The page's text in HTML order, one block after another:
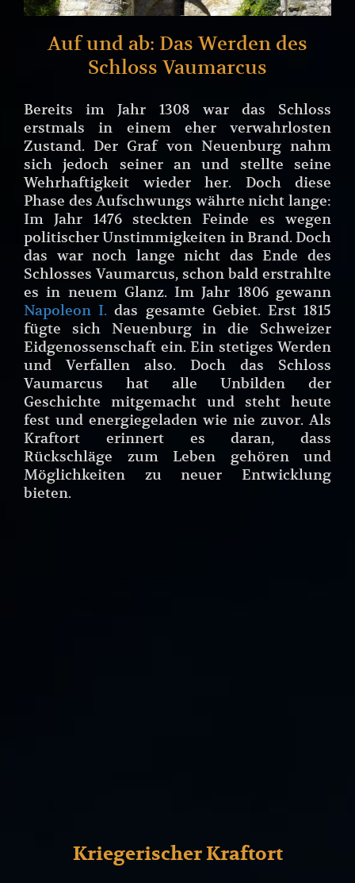
Auf und ab: Das Werden des
Schloss Vaumarcus
Bereits im Jahr 1308 war das Schloss
erstmals in einem eher verwahrlosten
Zustand. Der Graf von Neuenburg nahm
sich jedoch seiner an und stellte seine
Wehrhaftigkeit wieder her. Doch diese
Phase des Aufschwungs währte nicht lange:
Im Jahr 1476 steckten Feinde es wegen
politischer Unstimmigkeiten in Brand. Doch
das war noch lange nicht das Ende des
Schlosses Vaumarcus, schon bald erstrahlte
es in neuem Glanz. Im Jahr 1806 gewann
Napoleon I. das gesamte Gebiet. Erst 1815
fügte sich Neuenburg in die Schweizer
Eidgenossenschaft ein. Ein stetiges Werden
und Verfallen also. Doch das Schloss
Vaumarcus hat alle Unbilden der
Geschichte mitgemacht und steht heute
fest und energiegeladen wie nie zuvor. Als
Kraftort erinnert es daran, dass
Rückschläge zum Leben gehören und
Möglichkeiten zu neuer Entwicklung
bieten.
Kriegerischer Kraftort